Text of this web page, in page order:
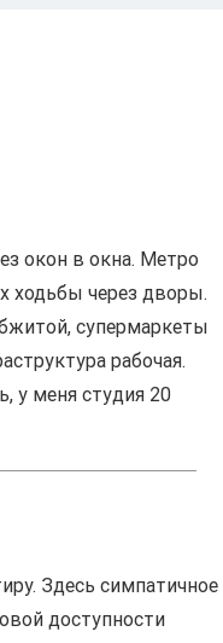
окон в окна. Метро
ходьбы через дворы.
супермаркеты
рабочая.
у меня студия 20
Здесь симпатичное
доступности